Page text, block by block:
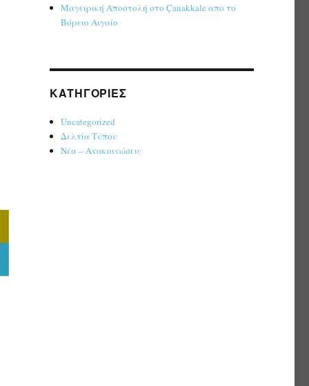
Μαγειρική Αποστολή στο Çanakkale απο το
Βόρειο Αιγαίο
KΑΤΗΓΟΡΊΕΣ
Uncategorized
Δελτία Τύπου
Νέα – Ανακοινώσεις